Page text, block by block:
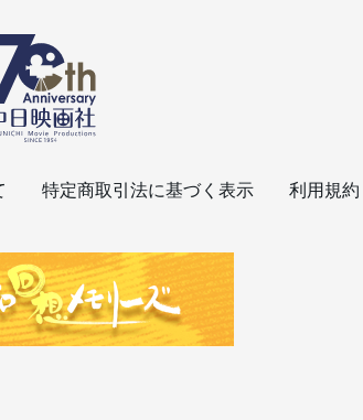
特定商取引法に基づく表示 利用規約